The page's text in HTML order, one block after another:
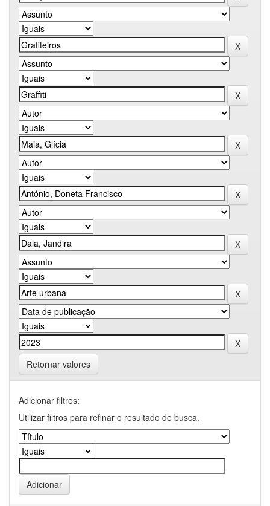
Retornar valores
Adicionar filtros:
Utilizar filtros para refinar o resultado de busca.